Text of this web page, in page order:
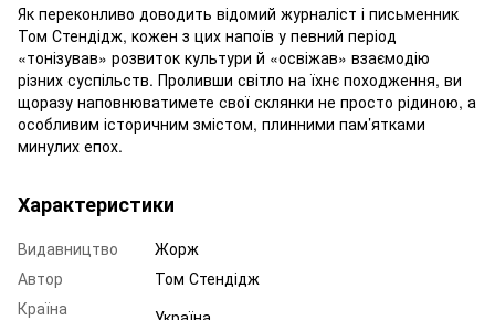
Як переконливо доводить відомий журналіст і письменник
Том Стендідж, кожен з цих напоїв у певний період
«тонізував» розвиток культури й «освіжав» взаємодію
різних суспільств. Проливши світло на їхнє походження, ви
щоразу наповнюватимете свої склянки не просто рідиною, а
особливим історичним змістом, плинними пам’ятками
минулих епох.
Характеристики
Видавництво
Жорж
Автор
Том Стендідж
Країна